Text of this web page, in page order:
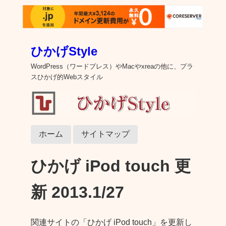
ひかげStyle
WordPress（ワードプレス）やMacやxreaの他に、プラ
スひかげ的Webスタイル
ホーム サイトマップ
ひかげ iPod touch 更
新 2013.1/27
関連サイトの「ひかげ iPod touch」を更新し